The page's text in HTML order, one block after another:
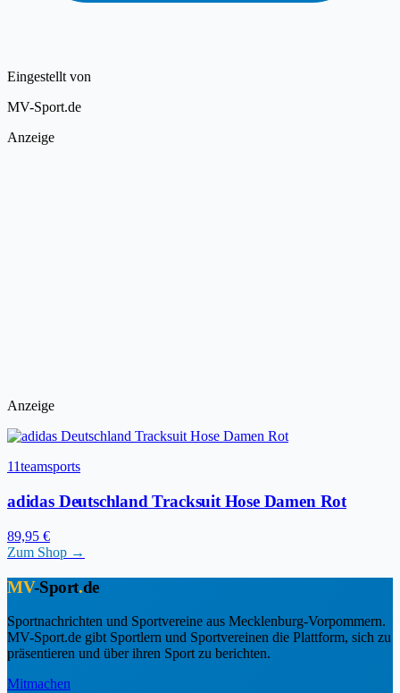
Eingestellt von
MV-Sport.de
Anzeige
Anzeige
11teamsports
adidas Deutschland Tracksuit Hose Damen Rot
89,95 €
Zum Shop →
MV-Sport.de
Sportnachrichten und Sportvereine aus Mecklenburg-Vorpommern.
MV-Sport.de gibt Sportlern und Sportvereinen die Plattform, sich zu
präsentieren und über ihren Sport zu berichten.
Mitmachen